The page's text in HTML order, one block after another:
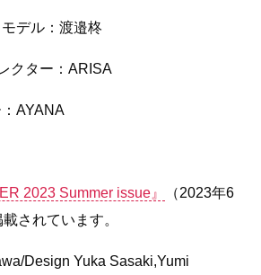
デル：渡邉柊
クター：ARISA
AYANA
2023 Summer issue』
（2023年6
されています。
Design Yuka Sasaki,Yumi